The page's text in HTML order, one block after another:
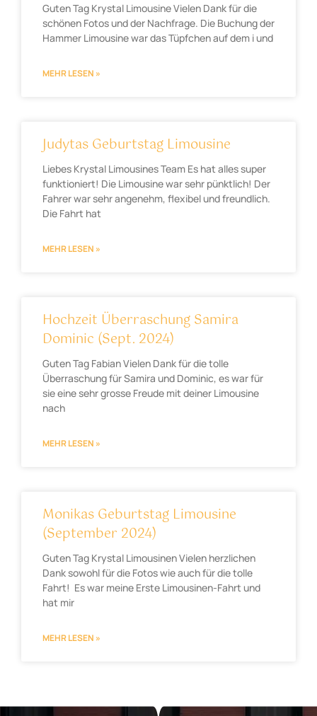
Guten Tag Krystal Limousine Vielen Dank für die
schönen Fotos und der Nachfrage. Die Buchung der
Hammer Limousine war das Tüpfchen auf dem i und
MEHR LESEN »
Judytas Geburtstag Limousine
Liebes Krystal Limousines Team Es hat alles super
funktioniert! Die Limousine war sehr pünktlich! Der
Fahrer war sehr angenehm, flexibel und freundlich.
Die Fahrt hat
MEHR LESEN »
Hochzeit Überraschung Samira
Dominic (Sept. 2024)
Guten Tag Fabian Vielen Dank für die tolle
Überraschung für Samira und Dominic, es war für
sie eine sehr grosse Freude mit deiner Limousine
nach
MEHR LESEN »
Monikas Geburtstag Limousine
(September 2024)
Guten Tag Krystal Limousinen Vielen herzlichen
Dank sowohl für die Fotos wie auch für die tolle
Fahrt! Es war meine Erste Limousinen-Fahrt und
hat mir
MEHR LESEN »